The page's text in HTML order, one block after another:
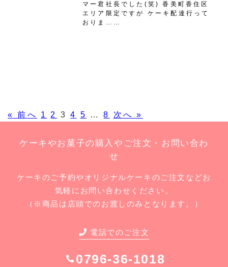
マー君社長でした(笑) 香美町香住区
エリア限定ですが ケーキ配達行って
おりま……
« 前へ 1 2 3 4 5 … 8 次へ »
ケーキやお菓子の購入やご注文・お問い合わ
せ
ケーキのご予約やオリジナルケーキのご注文などお
気軽にお問い合わせください。
（※商品は店頭でのお渡しのみとなります。）
電話でのご注文
0796-36-1018